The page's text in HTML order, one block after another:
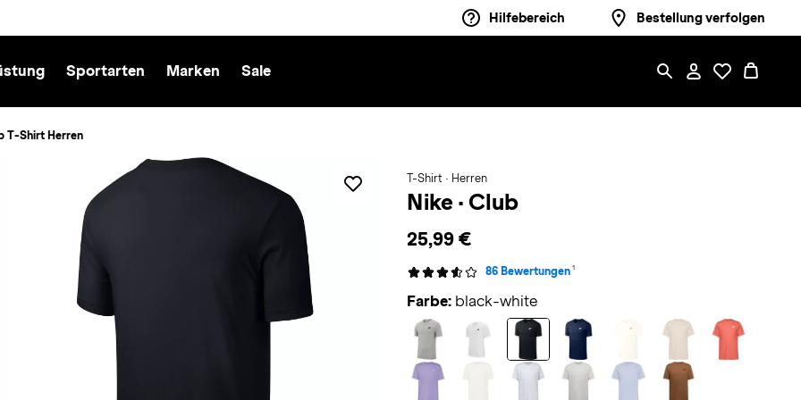
Hilfebereich Bestellung verfolgen
Sportarten Marken Sale
T-Shirt Herren
T-Shirt · Herren
Nike · Club
25,99 €
86 Bewertungen 1
Farbe: black-white